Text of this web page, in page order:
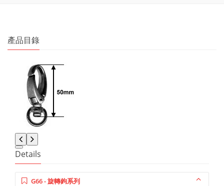
產品目錄
Details
G66 - 旋轉鉤系列